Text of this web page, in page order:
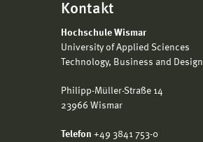
Kontakt
Hochschule Wismar
University of Applied Sciences
Technology, Business and Design
Philipp-Müller-Straße 14
23966 Wismar
Telefon +49 3841 753-0